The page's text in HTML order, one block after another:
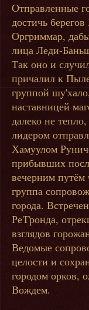
Отправленные
достичь
Оргриммар,
лица Леди-
Так оно и
причалил к
группой
наставницей
далеко не
лидером
Хамуулом
прибывших
вечерним путём
группа
города.
Ре'Гронда,
взглядов
Ведомые
целости и
городом орков,
Вождем.